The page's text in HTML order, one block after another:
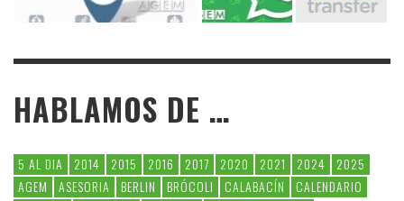
HABLAMOS DE …
5 AL DIA 2014 2015 2016 2017 2020 2021 2024
2025
AGEM
ASESORIA BERLIN BRÓCOLI CALABACÍN
CALENDARIO